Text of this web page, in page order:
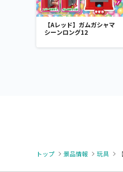
【Aレッド】ガムガシャマ
シーンロング12
トップ 景品情報 玩具